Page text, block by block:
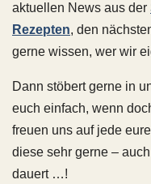
aktuellen News aus der
Rezepten, den
gerne wissen, wer wir
Dann stöbert gerne in
euch einfach, wenn
freuen uns auf jede
diese sehr gerne –
dauert …!